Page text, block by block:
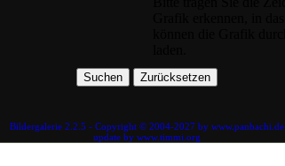
Bildergalerie 2.2.5 - Copyright © 2004-2027 by www.panbachi.de
update by www.timmi.org